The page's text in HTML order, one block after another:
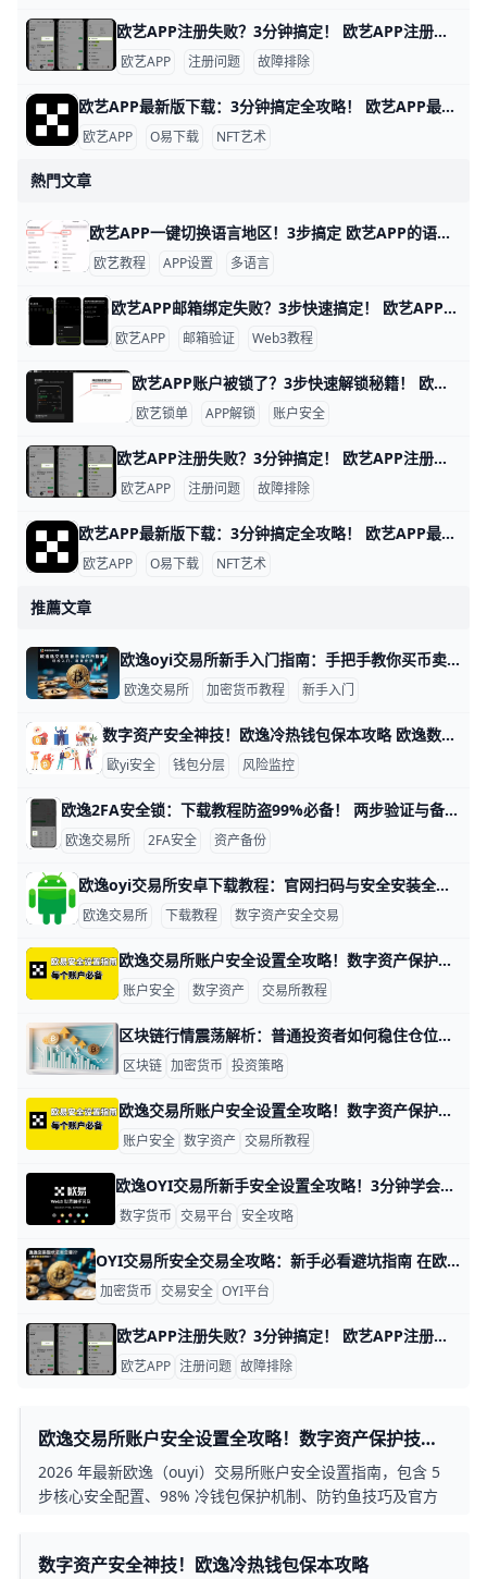
欧艺APP注册失败？3分钟搞定！ 欧艺APP注册不了？别担心，很多用户都遇到过这个问题。通常原因是网络不稳、验证码没收到，或者APP版本太旧。下面一步步教你解决，跟着做就能行。
欧艺APP 注册问题 故障排除
欧艺APP最新版下载：3分钟搞定全攻略！ 欧艺APP最新版下载全指南 想下载欧艺APP最新版吗？它属于O易歐yi生态的艺术类应用，现在最新版是v6.135.1（安卓）或App Store对应iOS版，2026年更新支持更多NFT艺术浏览和交易功能。
欧艺APP O易下载 NFT艺术
熱門文章
欧艺APP一键切换语言地区！3步搞定 欧艺APP的语言和地区切换非常简单，只需几步就能搞定，让你用母语界面更舒服。举个例子，如果你手机是英文版，想改成简体中文，整个过程不到1分钟。
欧艺教程 APP设置 多语言
欧艺APP邮箱绑定失败？3步快速搞定！ 欧艺APP无法绑定邮箱是很多用户遇到的常见问题，通常因为网络限制、邮箱服务商屏蔽或APP缓存问题导致。好消息是，通过简单步骤就能解决。下面我们一步步来试试。
欧艺APP 邮箱验证 Web3教程
欧艺APP账户被锁了？3步快速解锁秘籍！ 欧艺APP账户被锁定很常见，通常是因为身份验证没完成、异常登录或风控检查。比如，用户小李发现登录时提示“账户临时冻结”，这是平台为安全检测的正常反应。根据欧艺官方数据，80%的锁定案例通过简单验证就能解锁。
欧艺锁单 APP解锁 账户安全
欧艺APP注册失败？3分钟搞定！ 欧艺APP注册不了？别担心，很多用户都遇到过这个问题。通常原因是网络不稳、验证码没收到，或者APP版本太旧。下面一步步教你解决，跟着做就能行。
欧艺APP 注册问题 故障排除
欧艺APP最新版下载：3分钟搞定全攻略！ 欧艺APP最新版下载全指南 想下载欧艺APP最新版吗？它属于O易歐yi生态的艺术类应用，现在最新版是v6.135.1（安卓）或App Store对应iOS版，2026年更新支持更多NFT艺术浏览和交易功能。
欧艺APP O易下载 NFT艺术
推薦文章
欧逸oyi交易所新手入门指南：手把手教你买币卖币 欧逸（Oyi）交易所交易教程：新手快速入门指南 在今天，越来越多普通用户开始尝试在数字资产交易所买卖加密货币。欧逸（Oyi）交易所就是其中一款操作相对简单、界面友好的平台，适合新手用少量资金练习交易。本文将以“完全零基础”为目标，一步一步带你完成注册、实名认证、充值、买卖币以及安全设置，让你在1小时内看懂并能动手操作。
欧逸交易所 加密货币教程 新手入门
数字资产安全神技！欧逸冷热钱包保本攻略 欧逸数字资产安全交易最佳实践：从资产管理到风险监控 数字资产交易风险高，但通过简单步骤就能保护资金。欧逸（Oyi）平台用户可参考这些实践，覆盖资产管理到风险监控的全过程。2025年数据显示，90%的损失来自账户被盗和钓鱼攻击。​
歐yi安全 钱包分层 风险监控
欧逸2FA安全锁：下载教程防盗99%必备！ 两步验证与备份策略在欧逸交易所的应用：确保欧逸下载教程中的账号与资产安全 在欧逸交易所交易数字资产时，账号安全至关重要。两步验证（2FA）就像给你的账户加了一把双重保险锁，能挡住90%以上的黑客攻击。根据欧逸官方数据，开启2FA的用户账户被盗风险降低99%。比如，你下载欧逸App后，第一件事就是设置2FA，就能安心管理资产。
欧逸交易所 2FA安全 资产备份
欧逸oyi交易所安卓下载教程：官网扫码与安全安装全流程 欧逸oyi交易所是一家主打“安全、稳定、易上手”的数字资产交易平台，支持比特币、以太坊、USDT等主流币种的现货、合约和理财等多种业务场景，适合刚入门的新手和有一定经验的老手长期使用。为了让你在安卓手机上安全使用官方版本的欧逸oyi交易所，本篇文章会用简单的语言，配合具体场景和操作示例，从“官方下载入口”“扫码步骤”“安装与权限”“注册与安全设置”几方面讲清楚每一步细节，避免你踩到假APP、钓鱼链接和权限设置不当等常见坑位。
欧逸交易所 下载教程 数字资产安全交易
欧逸交易所账户安全设置全攻略！数字资产保护技巧+下载教程 新手必看：欧逸（欧yi）交易所账户安全设置与数字资产保护指南 在数字资产交易的世界里，安全是每一位新手必须重视的首要问题。根据安全数据显示，超过 80% 的账户被盗事件源于弱密码或未开启二次验证。欧逸（欧交易所）作为全球领先的数字货币交易平台，拥有超过 1000 万用户，并采用银行级的安全防护体系。为了帮助新手用户从第一步就建立坚固的安全防线，本文将手把手教您完成账户安全设置，分享实用的资产保护技巧，并提供详细的软件官方下载方法，让您可以安心开启交易之旅。
账户安全 数字资产 交易所教程
区块链行情震荡解析：普通投资者如何稳住仓位不被洗出局 管家财经网趋势解读：当前市场震荡原因是什么？普通投资者如何应对区块链行情变化？ 当前加密市场处在一个“看起来不太涨、跌下去又有人接”的震荡阶段，很多人几乎每天打开行情软件都能看到主流币在一个区间里来回波动，比如比特币可能一周内在一个10%～15%的区间里上下反复。对于普通投资者来说，这种走势既让人焦虑，又让人困惑：到底是大跌前的前奏，还是新一轮行情启动前的蓄势？理解震荡背后的原因，并学会在这种环境下保护本金、寻找机会，是每一个还留在市场上的人都必须补的一课。下面，我们就用简单的语言，从宏观环境、行业内部变化，到具体的应对策略，一段一段讲清楚。
区块链 加密货币 投资策略
欧逸交易所账户安全设置全攻略！数字资产保护技巧+下载教程 新手必看：欧逸（欧yi）交易所账户安全设置与数字资产保护指南 在数字资产交易的世界里，安全是每一位新手必须重视的首要问题。根据安全数据显示，超过 80% 的账户被盗事件源于弱密码或未开启二次验证。欧逸（欧交易所）作为全球领先的数字货币交易平台，拥有超过 1000 万用户，并采用银行级的安全防护体系。为了帮助新手用户从第一步就建立坚固的安全防线，本文将手把手教您完成账户安全设置，分享实用的资产保护技巧，并提供详细的软件官方下载方法，让您可以安心开启交易之旅。
账户安全 数字资产 交易所教程
欧逸OYI交易所新手安全设置全攻略！3分钟学会防盗指南 欧逸OYI交易所新手指引：安全设置与常见问题解答 欢迎来到欧逸OYI交易所！这是一个简单易用的数字资产交易平台，每天有超过100万用户在这里买卖比特币和以太坊。新手别担心，本文一步步教你安全设置，还解答常见问题，让你快速上手。​
数字货币 交易平台 安全攻略
OYI交易所安全交易全攻略：新手必看避坑指南 在欧逸OYI交易所进行加密货币交易前须知 在进行任何加密货币投资或交易之前，安全永远是第一位的。欧逸OYI交易所为用户提供便捷的交易环境，但在使用前，你需要了解一些基本的安全与交易常识，确保资金与信息的安全。
加密货币 交易安全 OYI平台
欧艺APP注册失败？3分钟搞定！ 欧艺APP注册不了？别担心，很多用户都遇到过这个问题。通常原因是网络不稳、验证码没收到，或者APP版本太旧。下面一步步教你解决，跟着做就能行。
欧艺APP 注册问题 故障排除
欧逸交易所账户安全设置全攻略！数字资产保护技巧
+下载教程
2026 年最新欧逸（ouyi）交易所账户安全设置指南，包含 5
步核心安全配置、98% 冷钱包保护机制、防钓鱼技巧及官方
数字资产安全神技！欧逸冷热钱包保本攻略